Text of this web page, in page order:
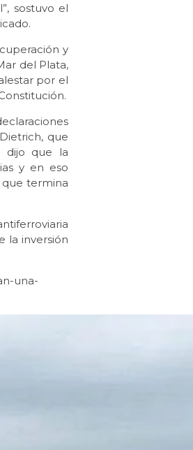
sostuvo el
y
del Plata,
por el
que
dijo que la
y en eso
que termina
la inversión
una-